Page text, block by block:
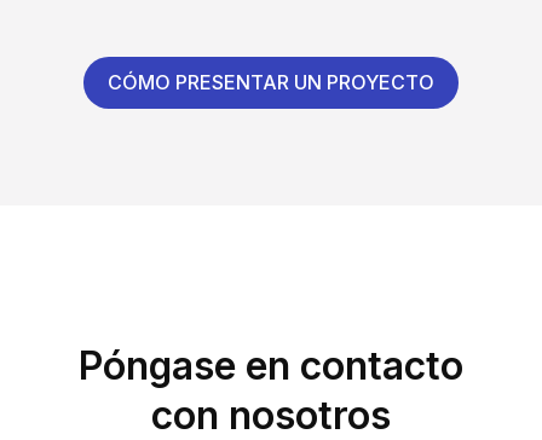
CÓMO PRESENTAR UN PROYECTO
Póngase en contacto
con nosotros